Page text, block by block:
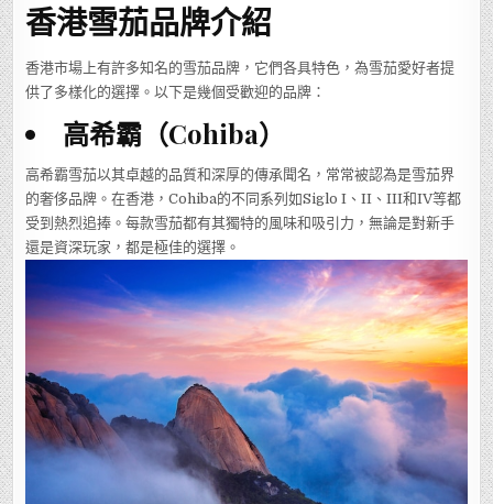
香港雪茄品牌介紹
香港市場上有許多知名的雪茄品牌，它們各具特色，為雪茄愛好者提
供了多樣化的選擇。以下是幾個受歡迎的品牌：
高希霸（Cohiba）
高希霸雪茄以其卓越的品質和深厚的傳承聞名，常常被認為是雪茄界
的奢侈品牌。在香港，Cohiba的不同系列如Siglo I、II、III和IV等都
受到熱烈追捧。每款雪茄都有其獨特的風味和吸引力，無論是對新手
還是資深玩家，都是極佳的選擇。